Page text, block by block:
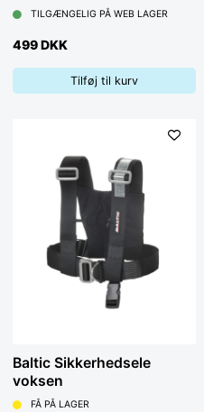
TILGÆNGELIG PÅ WEB LAGER
499 DKK
Tilføj til kurv
Baltic Sikkerhedsele
voksen
FÅ PÅ LAGER